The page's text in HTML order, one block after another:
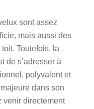
sont assez
mais aussi des
Toutefois, la
de s’adresser à
polyvalent et
dans son
venir directement